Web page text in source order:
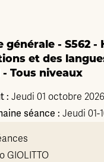
générale - S562 -
et des
- Tous niveaux
: Jeudi 01 octobre
séance : Jeudi 01-
GIOLITTO